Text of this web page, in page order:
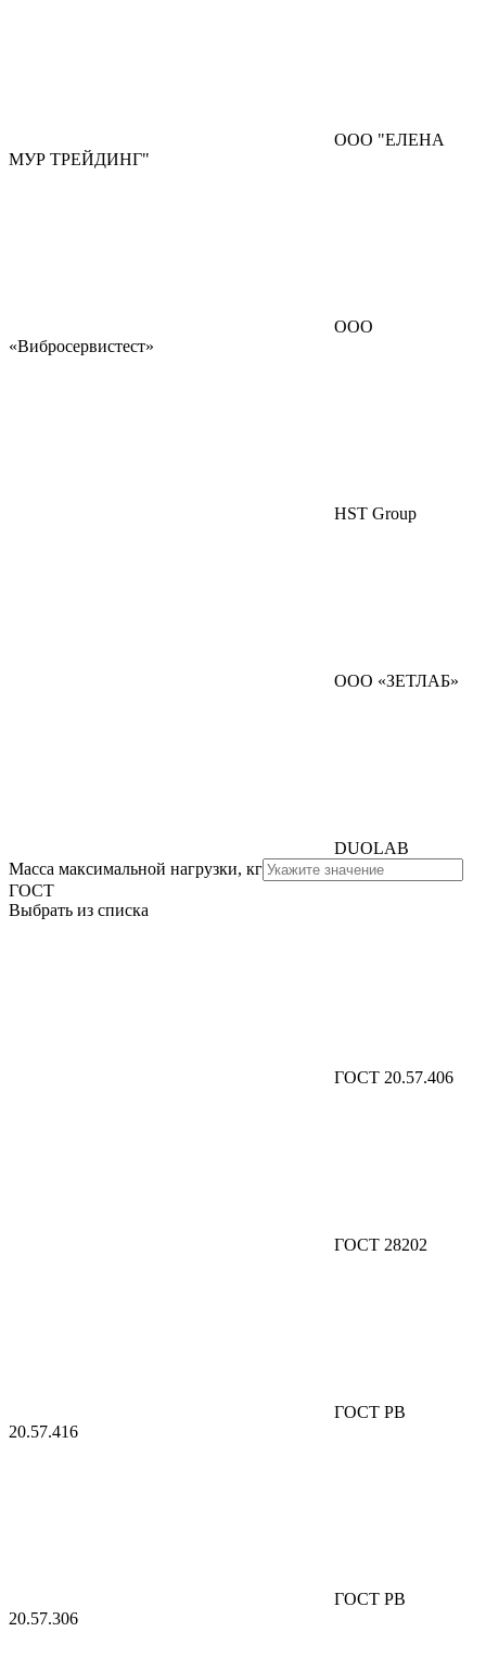
ООО "ЕЛЕНА
МУР ТРЕЙДИНГ"
ООО
«Вибросервистест»
HST Group
ООО «ЗЕТЛАБ»
DUOLAB
Масса максимальной нагрузки, кг
ГОСТ
Выбрать из списка
ГОСТ 20.57.406
ГОСТ 28202
ГОСТ РВ
20.57.416
ГОСТ РВ
20.57.306